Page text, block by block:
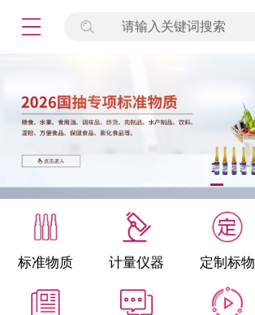
请输入关键词搜索
标准物质 计量仪器 定制标物
标准物质
产品专项
微生物检测/质控品
定制标物